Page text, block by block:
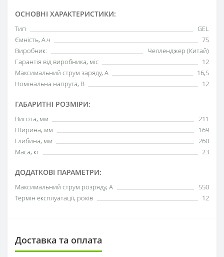
ОСНОВНІ ХАРАКТЕРИСТИКИ:
Тип
GEL
Ємність, А.ч
75
Виробник:
Челленджер (Китай)
Гарантія від виробника, міс
12
Максимальний струм заряду, А
16,5
Номінальна напруга, В
12
ГАБАРИТНІ РОЗМІРИ:
Висота, мм
211
Ширина, мм
169
Глибина, мм
260
Маса, кг
23
ДОДАТКОВІ ПАРАМЕТРИ:
Максимальний струм розряду, А
550
Термін експлуатації, років
12
Доставка та оплата